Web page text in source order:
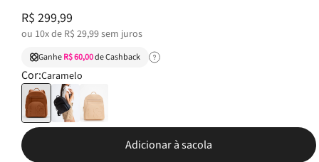
R$ 299,99
ou 10x de R$ 29,99sem juros
GanheR$ 60,00de Cashback
Cor:Caramelo
Adicionar à sacola